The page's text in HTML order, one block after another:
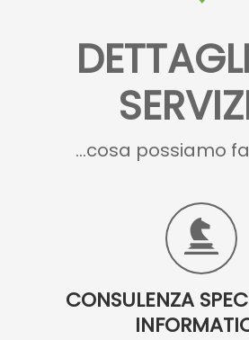
...cosa possiamo
CONSULENZA